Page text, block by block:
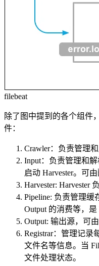
filebeat
除了图中提到的各个组件
件：
Crawler：负责管理
Input：负责管理和
启动 Harvester。可
Harvester: Harvester
Pipeline: 负责管理缓
Output 的消费等，是
Output: 输出源，可
Registrar：管理记录
文件名等信息。当
文件处理状态。